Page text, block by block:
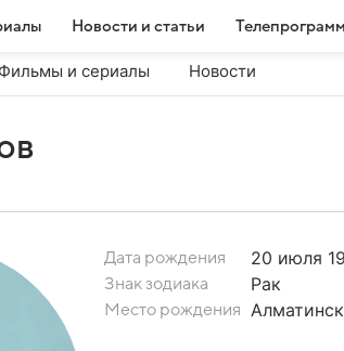
Новости и статьи
Фильмы и сериалы Новости
Дата рождения 20 июля
Знак зодиака Рак
Место рождения